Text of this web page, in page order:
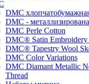
DMC
DMC -
DMC Perle Cotton
DMC® Satin Embroidery
DMC® Tapestry Wool
DMC Color Variations
DMC Diamant Metallic
Thread